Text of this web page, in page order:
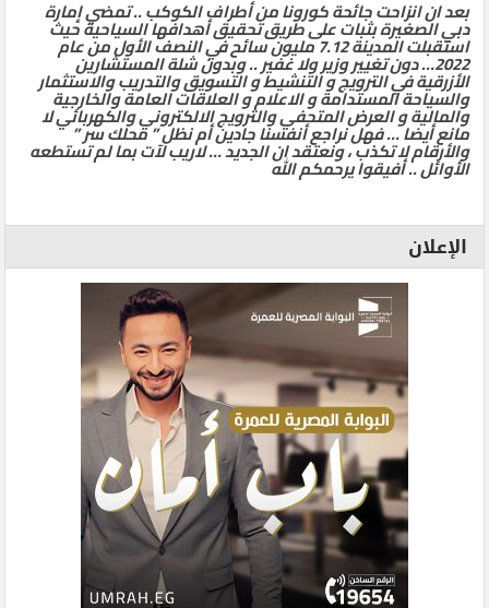
بعد ان انزاحت جائحة كورونا من أطراف الكوكب .. تمضي إمارة
دبي الصغيرة بثبات على طريق تحقيق أهدافها السياحية حيث
استقبلت المدينة 7.12 مليون سائح في النصف الأول من عام
2022… دون تغيير وزير ولا غفير .. وبدون شلة المستشارين
الأزرقية في الترويج و التنشيط و التسويق والتدريب والاستثمار
والسياحة المستدامة و الاعلام و العلاقات العامة والخارجية
والمالية و العرض المتحفي والترويج الالكتروني والكهربائي لا
مانع أيضا … فهل نراجع أنفسنا جادين أم نظل ” محلك سر ”
والأرقام لا تكذب ، ونعتقد ان الجديد … لاريب لآت بما لم تستطعه
الأوائل .. أفيقوا يرحمكم الله
الإعلان